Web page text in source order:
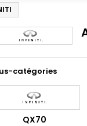
catégories
QX70